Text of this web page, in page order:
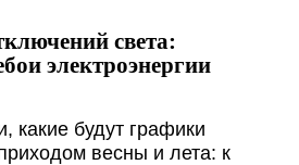
света:
электроэнергии
какие будут графики
весны и лета: к